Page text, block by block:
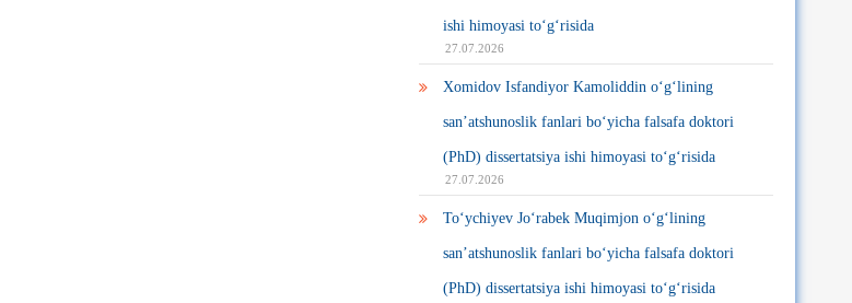
ishi himoyasi to‘g‘risida
27.07.2026
Xomidov Isfandiyor Kamoliddin o‘g‘lining
san’atshunoslik fanlari bo‘yicha falsafa doktori
(PhD) dissertatsiya ishi himoyasi to‘g‘risida
27.07.2026
To‘ychiyev Jo‘rabek Muqimjon o‘g‘lining
san’atshunoslik fanlari bo‘yicha falsafa doktori
(PhD) dissertatsiya ishi himoyasi to‘g‘risida